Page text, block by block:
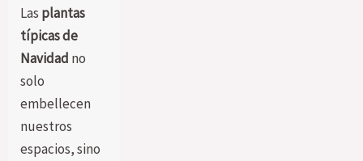
Las plantas
típicas de
Navidad no
solo
embellecen
nuestros
espacios, sino